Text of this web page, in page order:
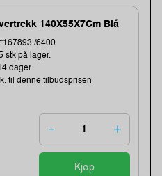
140X55X7Cm Blå
/6400
stk på lager.
dager
til denne tilbudsprisen
Kjøp